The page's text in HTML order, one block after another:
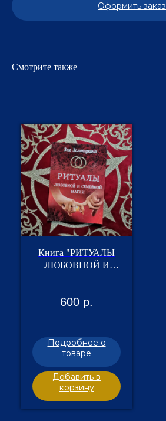
Оформить заказ
Смотрите также
Книга "РИТУАЛЫ
ЛЮБОВНОЙ И
600 р.
Подробнее о
товаре
Добавить в
корзину